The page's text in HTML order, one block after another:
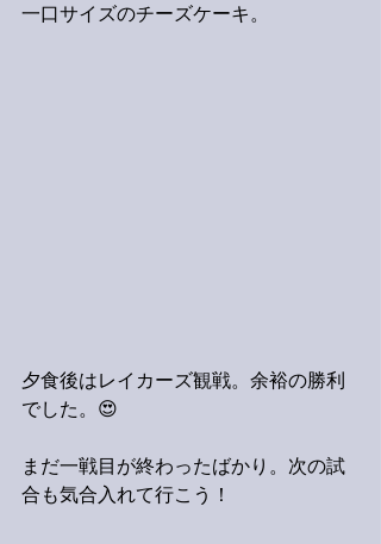
一口サイズのチーズケーキ。
夕食後はレイカーズ観戦。余裕の勝利
でした。😍
まだ一戦目が終わったばかり。次の試
合も気合入れて行こう！